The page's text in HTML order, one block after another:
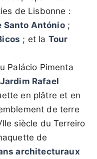
de Lisbonne :
Santo António;
; et la Tour
Palácio Pimenta
Jardim Rafael
en plâtre et en
de terre
siècle du Terreiro
de
architecturaux